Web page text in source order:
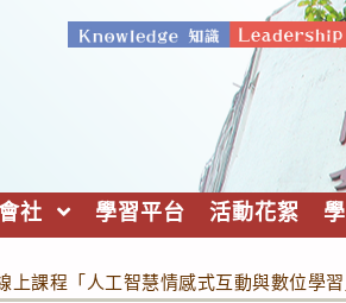
社 學習平台 活動花絮
課程「人工智慧情感式互動與數位學